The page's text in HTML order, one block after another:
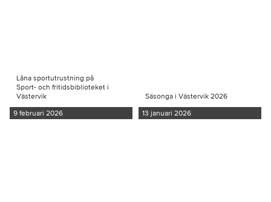
Låna sportutrustning på
Sport- och fritidsbiblioteket i
Västervik
9 februari 2026
Säsonga i Västervik 2026
13 januari 2026